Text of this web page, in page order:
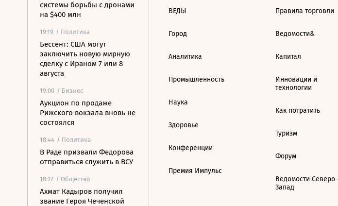
системы борьбы с дронами
на $400 млн
19:19 / Политика
Бессент: США могут
заключить новую мирную
сделку с Ираном 7 или 8
августа
19:00 / Бизнес
Аукцион по продаже
Рижского вокзала вновь не
состоялся
18:44 / Политика
В Раде призвали Федорова
отправиться служить в ВСУ
18:27 / Общество
Ахмат Кадыров получил
звание Героя Чеченской
ВЕДЫ
Город
Аналитика
Промышленность
Наука
Здоровье
Конференции
Премия Импульс
Правила торговли
Ведомости&
Капитал
Инновации и
технологии
Как потратить
Туризм
Форум
Ведомости Северо-
Запад